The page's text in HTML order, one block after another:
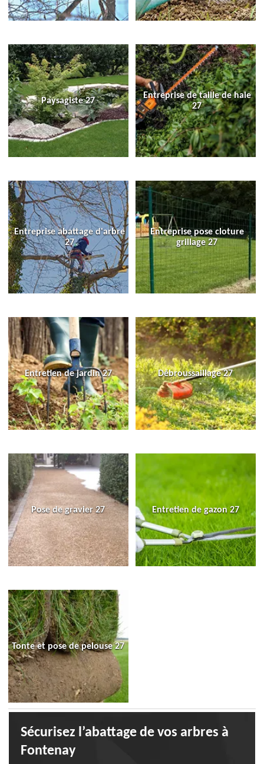
Paysagiste 27
Entreprise de taille de haie
27
Entreprise abattage d'arbre
27
Entreprise pose cloture
grillage 27
Entretien de jardin 27 Débroussaillage 27
Pose de gravier 27 Entretien de gazon 27
Tonte et pose de pelouse 27
Sécurisez l’abattage de vos arbres à
Fontenay